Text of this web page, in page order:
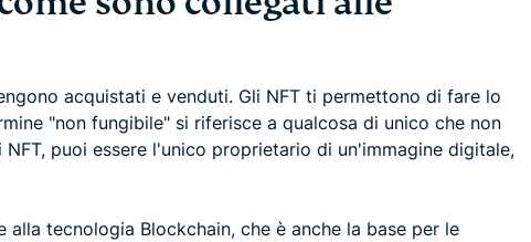
acquistati e venduti. Gli NFT ti permettono di fare lo
"non fungibile" si riferisce a qualcosa di unico che non
puoi essere l'unico proprietario di un'immagine digitale,
alla tecnologia Blockchain, che è anche la base per le